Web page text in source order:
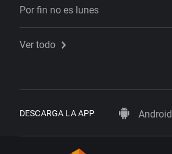
Por fin no es lunes
Ver todo
DESCARGA LA APP Android